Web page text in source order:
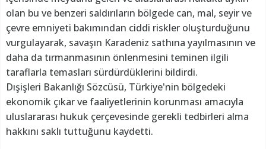
olan bu ve benzeri saldırıların bölgede can, mal, seyir ve
çevre emniyeti bakımından ciddi riskler oluşturduğunu
vurgulayarak, savaşın Karadeniz sathına yayılmasının ve
daha da tırmanmasının önlenmesini teminen ilgili
taraflarla temasları sürdürdüklerini bildirdi.
Dışişleri Bakanlığı Sözcüsü, Türkiye'nin bölgedeki
ekonomik çıkar ve faaliyetlerinin korunması amacıyla
uluslararası hukuk çerçevesinde gerekli tedbirleri alma
hakkını saklı tuttuğunu kaydetti.